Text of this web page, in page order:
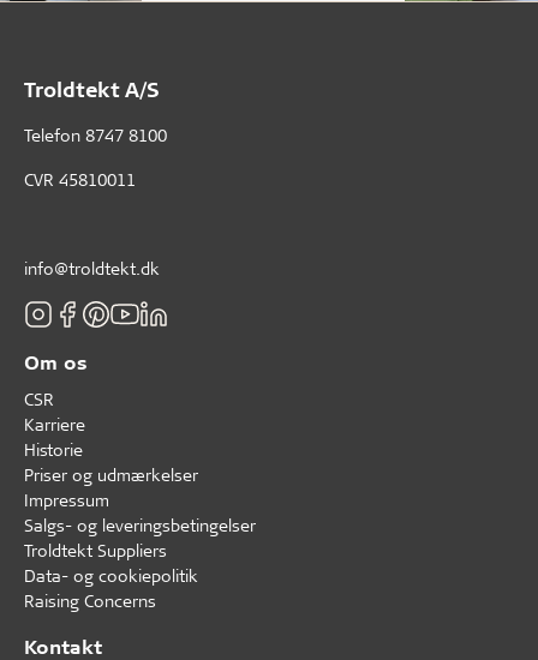
Troldtekt A/S
Telefon 8747 8100
CVR 45810011
info@troldtekt.dk
Om os
CSR
Karriere
Historie
Priser og udmærkelser
Impressum
Salgs- og leveringsbetingelser
Troldtekt Suppliers
Data- og cookiepolitik
Raising Concerns
Kontakt